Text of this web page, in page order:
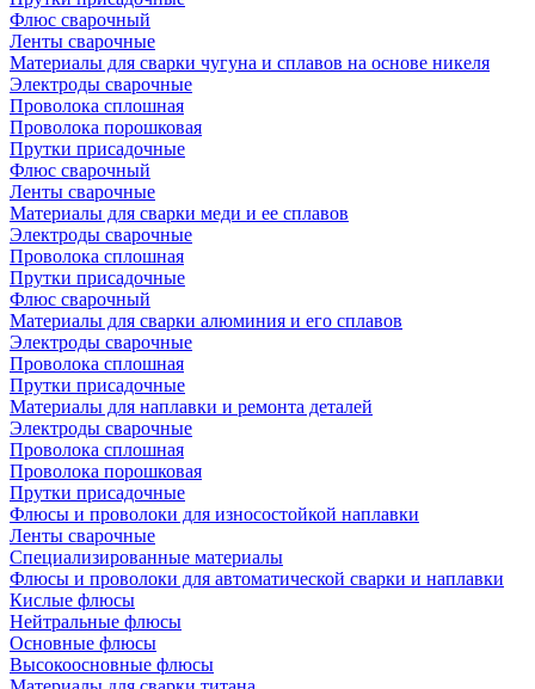
Флюс сварочный
Ленты сварочные
Материалы для сварки чугуна и сплавов на основе никеля
Электроды сварочные
Проволока сплошная
Проволока порошковая
Прутки присадочные
Флюс сварочный
Ленты сварочные
Материалы для сварки меди и ее сплавов
Электроды сварочные
Проволока сплошная
Прутки присадочные
Флюс сварочный
Материалы для сварки алюминия и его сплавов
Электроды сварочные
Проволока сплошная
Прутки присадочные
Материалы для наплавки и ремонта деталей
Электроды сварочные
Проволока сплошная
Проволока порошковая
Прутки присадочные
Флюсы и проволоки для износостойкой наплавки
Ленты сварочные
Специализированные материалы
Флюсы и проволоки для автоматической сварки и наплавки
Кислые флюсы
Нейтральные флюсы
Основные флюсы
Высокоосновные флюсы